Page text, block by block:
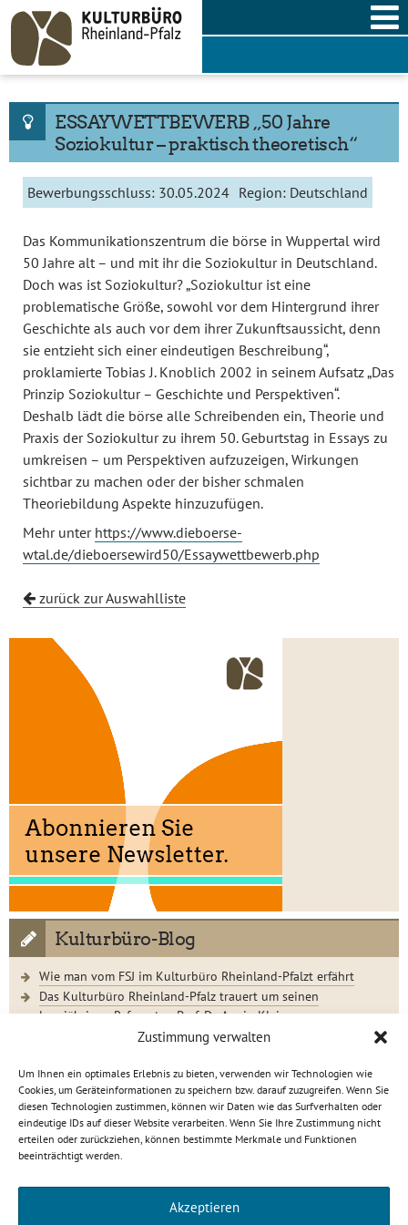
Zustimmung verwalten
Um Ihnen ein optimales Erlebnis zu bieten, verwenden wir Technologien wie
Cookies, um Geräteinformationen zu speichern bzw. darauf zuzugreifen. Wenn Sie
diesen Technologien zustimmen, können wir Daten wie das Surfverhalten oder
eindeutige IDs auf dieser Website verarbeiten. Wenn Sie Ihre Zustimmung nicht
erteilen oder zurückziehen, können bestimmte Merkmale und Funktionen
beeinträchtigt werden.
Akzeptieren
Skip
content
ESSAYWETTBEWERB „50 Jahre
Soziokultur – praktisch theoretisch“
Bewerbungsschluss: 30.05.2024 Region: Deutschland
Das Kommunikationszentrum die börse in Wuppertal wird
50 Jahre alt – und mit ihr die Soziokultur in Deutschland.
Doch was ist Soziokultur? „Soziokultur ist eine
problematische Größe, sowohl vor dem Hintergrund ihrer
Geschichte als auch vor dem ihrer Zukunftsaussicht, denn
sie entzieht sich einer eindeutigen Beschreibung“,
proklamierte Tobias J. Knoblich 2002 in seinem Aufsatz „Das
Prinzip Soziokultur – Geschichte und Perspektiven“.
Deshalb lädt die börse alle Schreibenden ein, Theorie und
Praxis der Soziokultur zu ihrem 50. Geburtstag in Essays zu
umkreisen – um Perspektiven aufzuzeigen, Wirkungen
sichtbar zu machen oder der bisher schmalen
Theoriebildung Aspekte hinzuzufügen.
Mehr unter https://www.dieboerse-
wtal.de/dieboersewird50/Essaywettbewerb.php
zurück zur Auswahlliste
Kulturbüro-Blog
Wie man vom FSJ im Kulturbüro Rheinland-Pfalzt erfährt
Das Kulturbüro Rheinland-Pfalz trauert um seinen
langjährigen Referenten Prof. Dr. Armin Klein
Der Jugendkunstschultag 2023 im Rückblick
Kulturbüro Rheinland-Pfalz · C.-S.-Schmidt-Str. 9 · 56112
Lahnstein
Datenschutzerklärung